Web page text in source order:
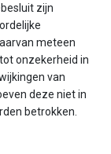
zijn
meteen
onzekerheid in
van
deze niet in
betrokken.